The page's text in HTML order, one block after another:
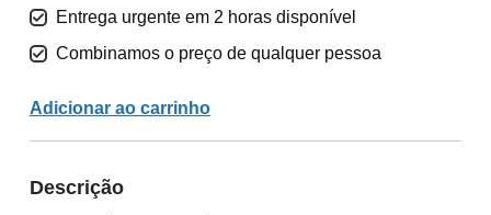
Entrega urgente em 2 horas disponível
Combinamos o preço de qualquer pessoa
Adicionar ao carrinho
Descrição